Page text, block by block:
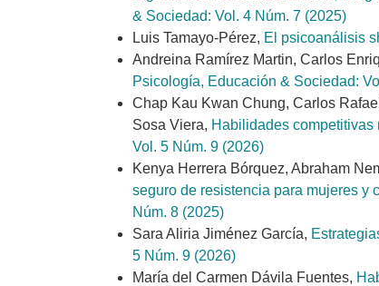
& Sociedad: Vol. 4 Núm. 7 (2025)
Luis Tamayo-Pérez, El psicoanálisis
Andreina Ramírez Martin, Carlos
Psicología, Educación & Sociedad:
Chap Kau Kwan Chung, Carlos
Sosa Viera, Habilidades
Vol. 5 Núm. 9 (2026)
Kenya Herrera Bórquez, Abraham
seguro de resistencia para mujeres y
Núm. 8 (2025)
Sara Aliria Jiménez García,
5 Núm. 9 (2026)
María del Carmen Dávila Fuentes,